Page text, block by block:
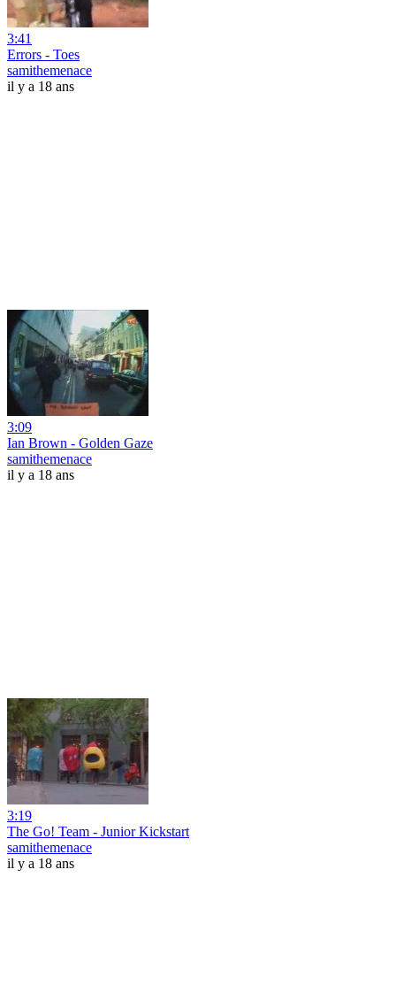
3:41
Errors - Toes
samithemenace
il y a 18 ans
3:09
Ian Brown - Golden Gaze
samithemenace
il y a 18 ans
3:19
The Go! Team - Junior Kickstart
samithemenace
il y a 18 ans